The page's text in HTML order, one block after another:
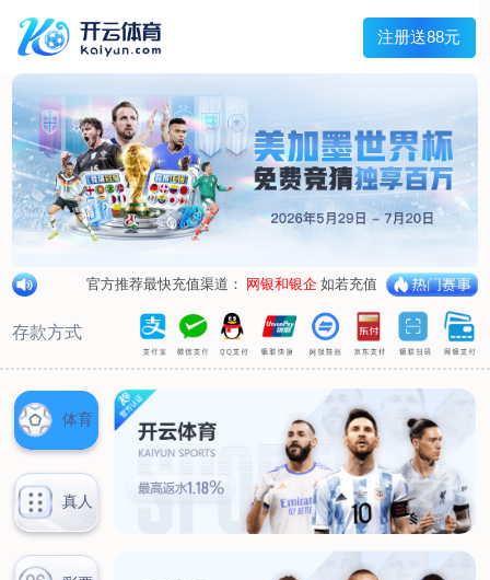
首页
关于我们
荣誉资质
合作伙伴
产品中心
烤箱纸
蜡纸
防油纸
糖果包装纸
汉堡包装纸
包肉纸
吸油纸
新闻展示
公司新闻
行业资讯
联系我们
联系方式
客户留言